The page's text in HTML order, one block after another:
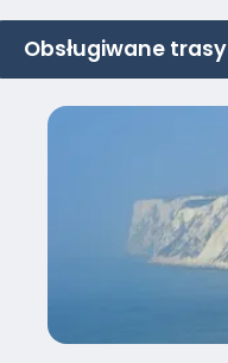
Obsługiwane trasy